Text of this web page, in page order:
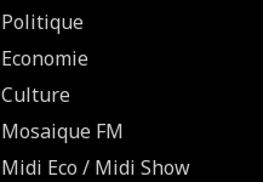
Politique
Economie
Culture
Mosaique FM
Midi Eco / Midi Show